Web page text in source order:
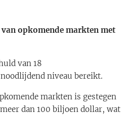
opkomende markten met
van 18
niveau bereikt.
markten is gestegen
dan 100 biljoen dollar, wat